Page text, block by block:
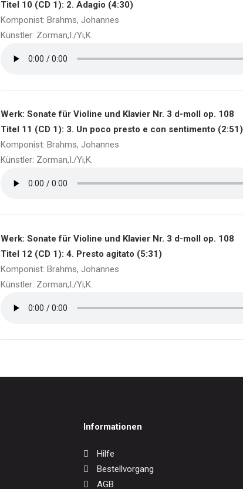
Titel 10 (CD 1): 2. Adagio (4:30)
Komponist: Brahms, Johannes
Künstler: Zorman,I./Yi,K.
Werk: Sonate für Violine und Klavier Nr. 3 d-moll op. 108
Titel 11 (CD 1): 3. Un poco presto e con sentimento (2:51)
Komponist: Brahms, Johannes
Künstler: Zorman,I./Yi,K.
Werk: Sonate für Violine und Klavier Nr. 3 d-moll op. 108
Titel 12 (CD 1): 4. Presto agitato (5:31)
Komponist: Brahms, Johannes
Künstler: Zorman,I./Yi,K.
Informationen
Hilfe
Bestellvorgang
AGB